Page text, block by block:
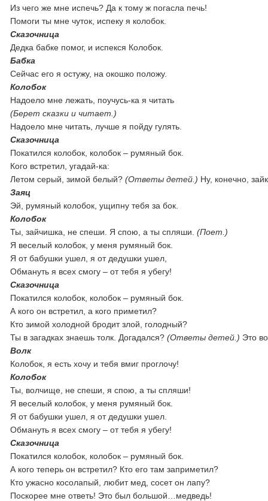
Из чего же мне испечь? Да к тому ж погасла печь!
Помоги ты мне чуток, испеку я колобок.
Сказочница
Дедка бабке помог, и испекся Колобок.
Бабка
Сейчас его я остужу, на окошко положу.
Колобок
Надоело мне лежать, поучусь-ка я читать
(Берет сказки и читает.)
Надоело мне читать, лучше я пойду гулять.
Сказочница
Покатился колобок, колобок – румяный бок.
Кого встретил, угадай-ка:
Летом серый, зимой белый?(Ответы детей.) Ну,
Заяц
Эй, румяный колобок, ущипну тебя за бок.
Колобок
Ты, зайчишка, не спеши. Я спою, а ты спляши.(Поет.)
Я веселый колобок, у меня румяный бок.
Я от бабушки ушел, я от дедушки ушел,
Обмануть я всех смогу – от тебя я убегу!
Сказочница
Покатился колобок, колобок – румяный бок.
А кого он встретил, а кого приметил?
Кто зимой холодной бродит злой, голодный?
Ты в загадках знаешь толк. Догадался?(Ответы детей.) Это
Волк
Колобок, я есть хочу и тебя вмиг проглочу!
Колобок
Ты, волчище, не спеши, я спою, а ты спляши!
Я веселый колобок, у меня румяный бок.
Я от бабушки ушел, я от дедушки ушел.
Обмануть я всех смогу – от тебя я убегу!
Сказочница
Покатился колобок, колобок – румяный бок.
А кого теперь он встретил? Кто его там заприметил?
Кто ужасно косолапый, любит мед, сосет он лапу?
Поскорее мне ответь! Это был большой…медведь!